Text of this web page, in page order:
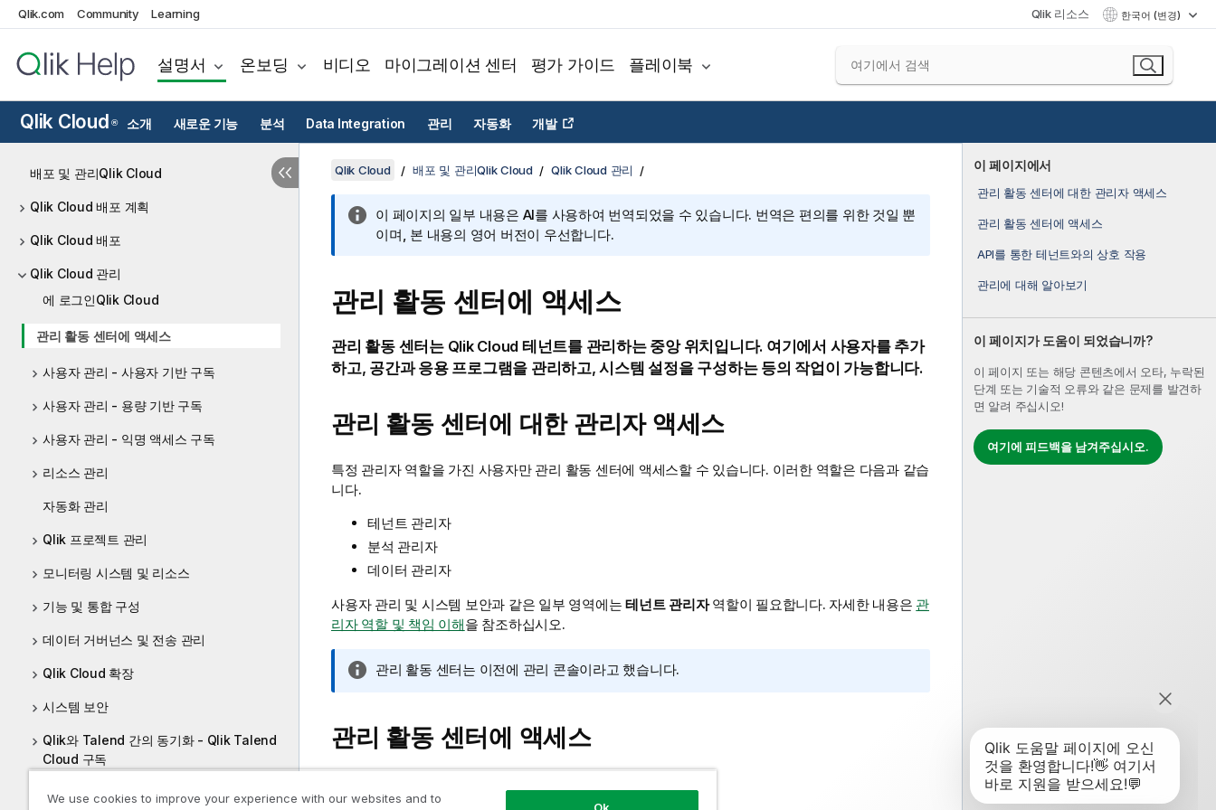
Qlik.com Community Learning Qlik 리소스 한국어 (변경)
설명서 온보딩 비디오 마이그레이션 센터 평가 가이드 플레이북
Qlik Cloud ® 소개 새로운 기능 분석 Data Integration 관리 자동화 개발
배포 및 관리Qlik Cloud
Qlik Cloud 배포 계획
Qlik Cloud 배포
Qlik Cloud 관리
에 로그인Qlik Cloud
관리 활동 센터에 액세스
사용자 관리 - 사용자 기반 구독
사용자 관리 - 용량 기반 구독
사용자 관리 - 익명 액세스 구독
리소스 관리
자동화 관리
Qlik 프로젝트 관리
모니터링 시스템 및 리소스
기능 및 통합 구성
데이터 거버넌스 및 전송 관리
Qlik Cloud 확장
시스템 보안
Qlik와 Talend 간의 동기화 - Qlik Talend
Cloud 구독
Qlik Cloud에서 Talend Management
이 페이지에서
관리 활동 센터에 대한 관리자 액세스
관리 활동 센터에 액세스
API를 통한 테넌트와의 상호 작용
관리에 대해 알아보기
이 페이지가 도움이 되었습니까?
이 페이지 또는 해당 콘텐츠에서 오타, 누락된
단계 또는 기술적 오류와 같은 문제를 발견하
면 알려 주십시오!
여기에 피드백을 남겨주십시오.
Qlik Cloud 배포 및 관리Qlik Cloud Qlik Cloud 관리
이 페이지의 일부 내용은 AI를 사용하여 번역되었을 수 있습니다. 번역은 편의를 위한 것일 뿐
이며, 본 내용의 영어 버전이 우선합니다.
관리 활동 센터에 액세스
관리 활동 센터 는 Qlik Cloud 테넌트를 관리하는 중앙 위치입니다. 여기에서 사용자를 추가
하고, 공간과 응용 프로그램을 관리하고, 시스템 설정을 구성하는 등의 작업이 가능합니다.
관리 활동 센터에 대한 관리자 액세스
특정 관리자 역할을 가진 사용자만 관리 활동 센터에 액세스할 수 있습니다. 이러한 역할은 다음과 같습
니다.
테넌트 관리자
분석 관리자
데이터 관리자
사용자 관리 및 시스템 보안과 같은 일부 영역에는 테넌트 관리자역할이 필요합니다. 자세한 내용은 관
리자 역할 및 책임 이해을 참조하십시오.
정
모
관리 활동 센터는 이전에 관리 콘솔이라고 했습니다.
관리 활동 센터에 액세스
We use cookies to improve your experience with our websites and to